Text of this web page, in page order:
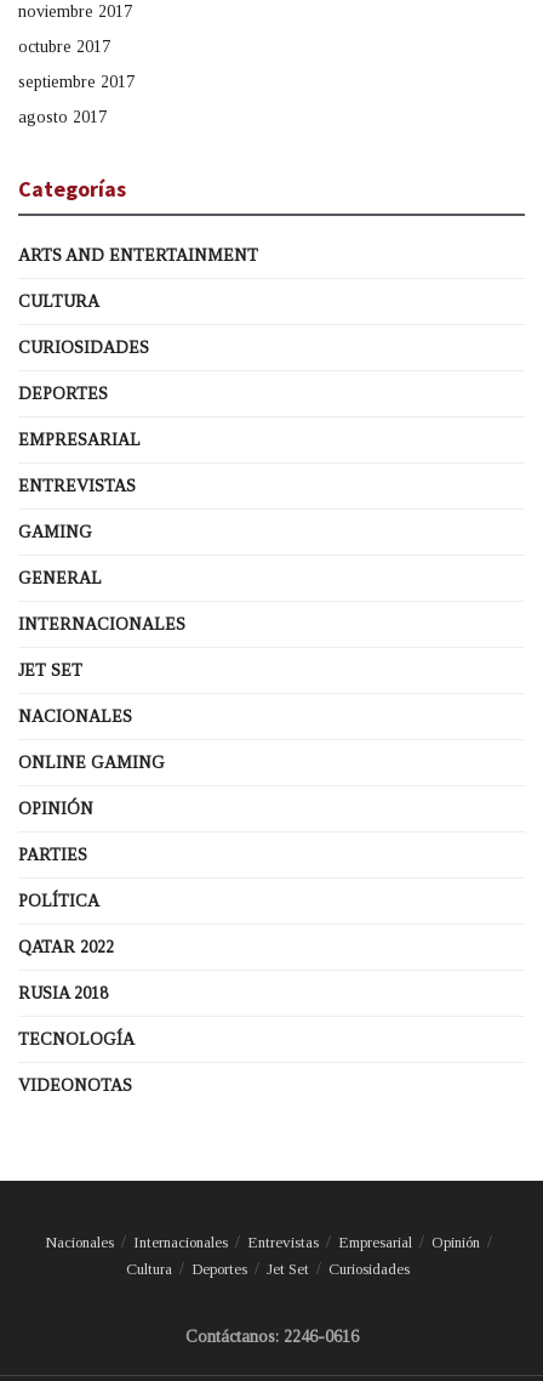
noviembre 2017
octubre 2017
septiembre 2017
agosto 2017
Categorías
ARTS AND ENTERTAINMENT
CULTURA
CURIOSIDADES
DEPORTES
EMPRESARIAL
ENTREVISTAS
GAMING
GENERAL
INTERNACIONALES
JET SET
NACIONALES
ONLINE GAMING
OPINIÓN
PARTIES
POLÍTICA
QATAR 2022
RUSIA 2018
TECNOLOGÍA
VIDEONOTAS
Nacionales Internacionales Entrevistas Empresarial
Opinión
Cultura
Deportes Jet Set Curiosidades
Contáctanos: 2246-0616